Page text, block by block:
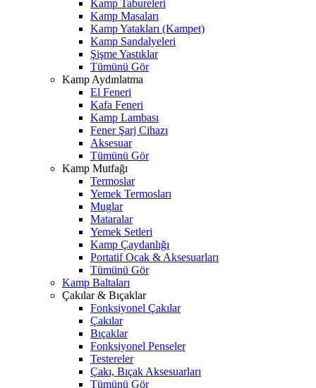
Kamp Tabureleri
Kamp Masaları
Kamp Yatakları (Kampet)
Kamp Sandalyeleri
Şişme Yastıklar
Tümünü Gör
Kamp Aydınlatma
El Feneri
Kafa Feneri
Kamp Lambası
Fener Şarj Cihazı
Aksesuar
Tümünü Gör
Kamp Mutfağı
Termoslar
Yemek Termosları
Muglar
Mataralar
Yemek Setleri
Kamp Çaydanlığı
Portatif Ocak & Aksesuarları
Tümünü Gör
Kamp Baltaları
Çakılar & Bıçaklar
Fonksiyonel Çakılar
Çakılar
Bıçaklar
Fonksiyonel Penseler
Testereler
Çakı, Bıçak Aksesuarları
Tümünü Gör